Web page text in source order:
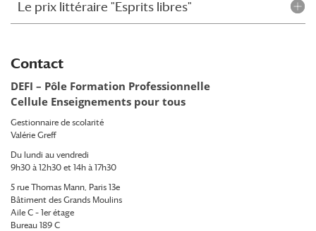
Le prix littéraire "Esprits libres"
Contact
DEFI – Pôle Formation Professionnelle
Cellule Enseignements pour tous
Gestionnaire de scolarité
Valérie Greff
Du lundi au vendredi
9h30 à 12h30 et 14h à 17h30
5 rue Thomas Mann, Paris 13e
Bâtiment des Grands Moulins
Aile C – 1er étage
Bureau 189 C